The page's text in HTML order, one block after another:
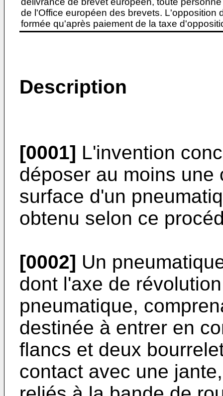
de l'Office européen des brevets. L'opposition
formée qu'après paiement de la taxe
Description
[0001] L'invention
déposer au moins
surface d'un
obtenu selon ce
[0002] Un
dont l'axe de
pneumatique,
destinée à entrer en
flancs et deux
contact avec une